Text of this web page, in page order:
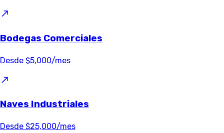
Bodegas Comerciales
Desde $5,000/mes
Naves Industriales
Desde $25,000/mes